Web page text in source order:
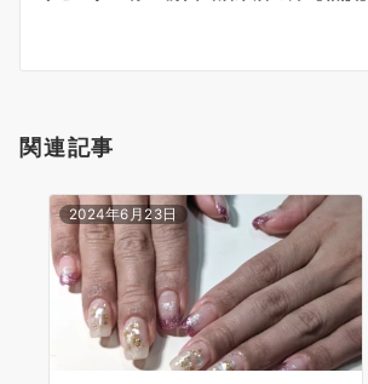
関連記事
2024年6月23日